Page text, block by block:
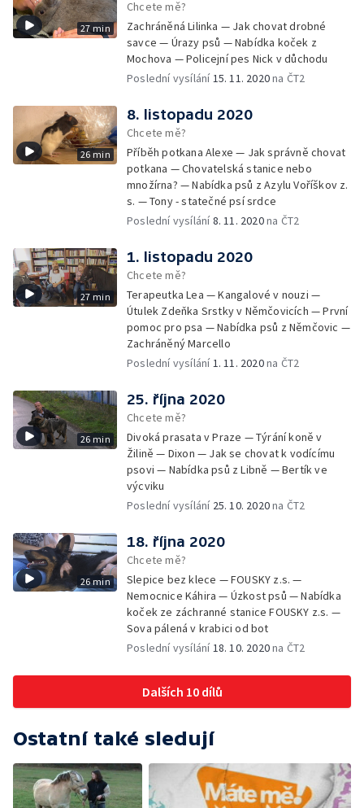
27 min
Chcete mě?
Zachráněná Lilinka — Jak chovat drobné
savce — Úrazy psů — Nabídka koček z
Mochova — Policejní pes Nick v důchodu
Poslední vysílání15. 11. 2020na ČT2
26 min
8. listopadu 2020
Chcete mě?
Příběh potkana Alexe — Jak správně chovat
potkana — Chovatelská stanice nebo
množírna? — Nabídka psů z Azylu Voříškov z.
s. — Tony - statečné psí srdce
Poslední vysílání8. 11. 2020na ČT2
27 min
1. listopadu 2020
Chcete mě?
Terapeutka Lea — Kangalové v nouzi —
Útulek Zdeňka Srstky v Němčovicích — První
pomoc pro psa — Nabídka psů z Němčovic —
Zachráněný Marcello
Poslední vysílání1. 11. 2020na ČT2
26 min
25. října 2020
Chcete mě?
Divoká prasata v Praze — Týrání koně v
Žilině — Dixon — Jak se chovat k vodícímu
psovi — Nabídka psů z Libně — Bertík ve
výcviku
Poslední vysílání 25. 10. 2020na ČT2
26 min
18. října 2020
Chcete mě?
Slepice bez klece — FOUSKY z.s. —
Nemocnice Káhira — Úzkost psů — Nabídka
koček ze záchranné stanice FOUSKY z.s. —
Sova pálená v krabici od bot
Poslední vysílání18. 10. 2020na ČT2
Dalších 10 dílů
Ostatní také sledují